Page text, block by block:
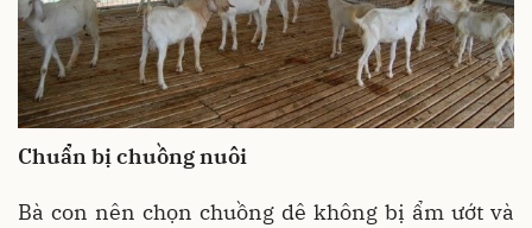
Chuẩn bị chuồng nuôi
Bà con nên chọn chuồng dê không bị ẩm ướt và